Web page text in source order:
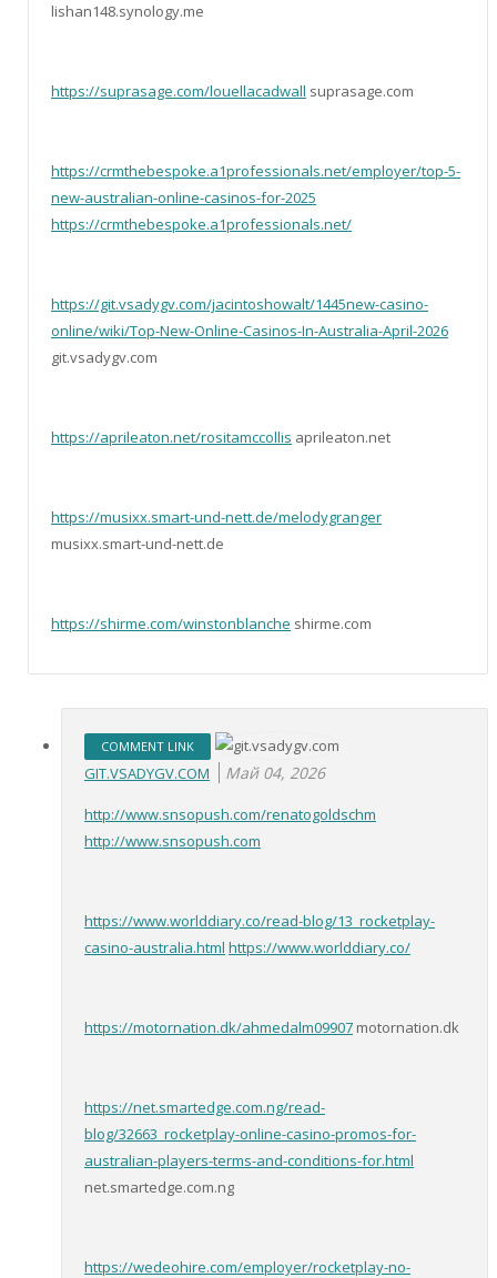
lishan148.synology.me
https://suprasage.com/louellacadwall suprasage.com
https://crmthebespoke.a1professionals.net/employer/top-5-
new-australian-online-casinos-for-2025
https://crmthebespoke.a1professionals.net/
https://git.vsadygv.com/jacintoshowalt/1445new-casino-
online/wiki/Top-New-Online-Casinos-In-Australia-April-2026
git.vsadygv.com
https://aprileaton.net/rositamccollis aprileaton.net
https://musixx.smart-und-nett.de/melodygranger
musixx.smart-und-nett.de
https://shirme.com/winstonblanche shirme.com
COMMENT LINK
GIT.VSADYGV.COM Май 04, 2026
http://www.snsopush.com/renatogoldschm
http://www.snsopush.com
https://www.worlddiary.co/read-blog/13_rocketplay-
casino-australia.html https://www.worlddiary.co/
https://motornation.dk/ahmedalm09907 motornation.dk
https://net.smartedge.com.ng/read-
blog/32663_rocketplay-online-casino-promos-for-
australian-players-terms-and-conditions-for.html
net.smartedge.com.ng
https://wedeohire.com/employer/rocketplay-no-